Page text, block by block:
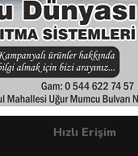
Hızlı Erişim